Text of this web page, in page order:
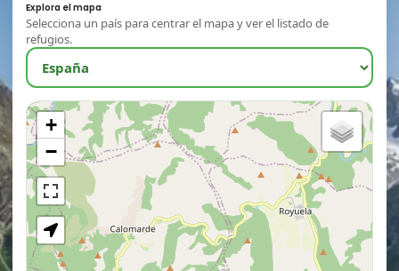
Explora el mapa
Selecciona un país para centrar el mapa y ver el listado de
refugios.
+
−